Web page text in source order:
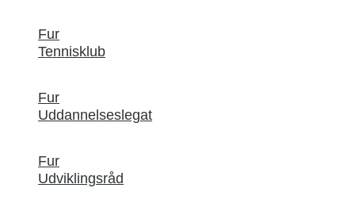
Fur
Tennisklub
Fur
Uddannelseslegat
Fur
Udviklingsråd